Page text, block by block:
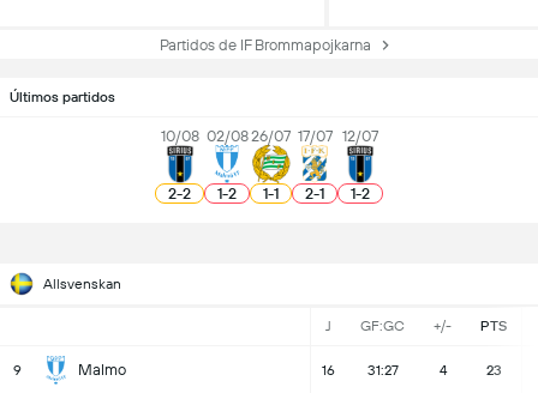
Partidos de IF Brommapojkarna
Últimos partidos
10/08
2-2
02/08
1-2
26/07
1-1
17/07
2-1
12/07
1-2
Allsvenskan
J GF:GC +/- PTS
9 Malmo 16 31:27 4 23